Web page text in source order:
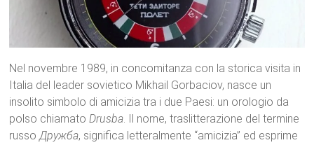
Nel novembre 1989, in concomitanza con la storica visita in
Italia del leader sovietico Mikhail Gorbaciov, nasce un
insolito simbolo di amicizia tra i due Paesi: un orologio da
polso chiamatoDrusba. Il nome, traslitterazione del termine
russoДружба, significa letteralmente “amicizia” ed esprime